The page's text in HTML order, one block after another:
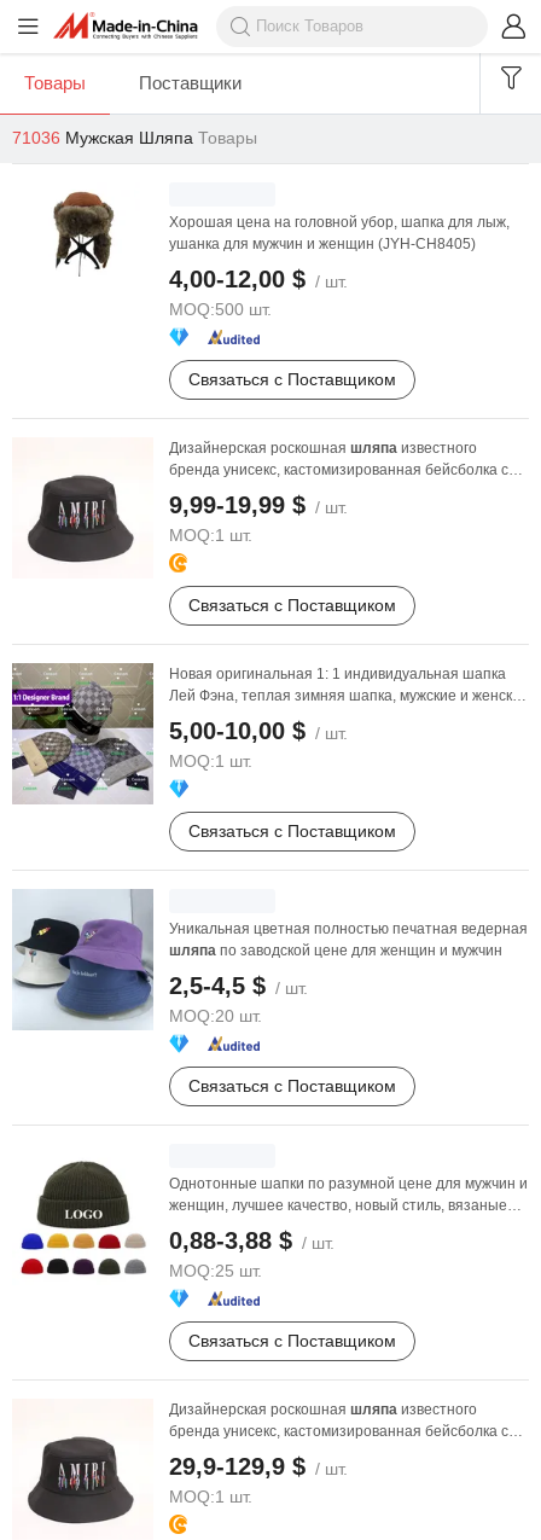
Товары Поставщики
71036 Мужская Шляпа Товары
Хорошая цена на головной убор, шапка для лыж,
ушанка для мужчин и женщин (JYH-CH8405)
4,00-12,00 $ / шт.
MOQ:500 шт.
Связаться с Поставщиком
Дизайнерская роскошная шляпа известного
бренда унисекс, кастомизированная бейсболка с
9,99-19,99 $ / шт.
MOQ:1 шт.
Связаться с Поставщиком
Новая оригинальная 1: 1 индивидуальная шапка
Лей Фэна, теплая зимняя шапка, мужские и женские
5,00-10,00 $ / шт.
MOQ:1 шт.
Связаться с Поставщиком
Уникальная цветная полностью печатная ведерная
шляпа по заводской цене для женщин и мужчин
2,5-4,5 $ / шт.
MOQ:20 шт.
Связаться с Поставщиком
Однотонные шапки по разумной цене для мужчин и
женщин, лучшее качество, новый стиль, вязаные
0,88-3,88 $ / шт.
MOQ:25 шт.
Связаться с Поставщиком
Дизайнерская роскошная шляпа известного
бренда унисекс, кастомизированная бейсболка с
29,9-129,9 $ / шт.
MOQ:1 шт.